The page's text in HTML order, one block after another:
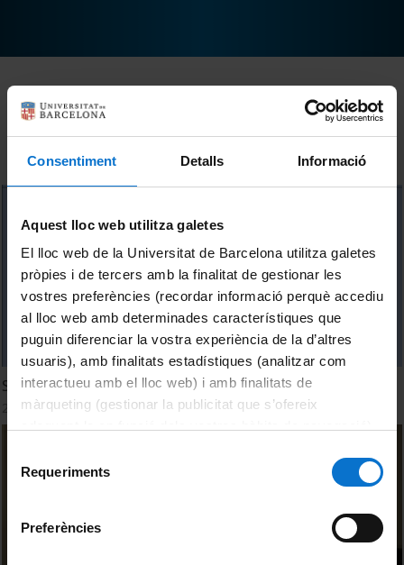
Consentiment Detalls Informació
Aquest lloc web utilitza galetes
El lloc web de la Universitat de Barcelona utilitza galetes
pròpies i de tercers amb la finalitat de gestionar les
vostres preferències (recordar informació perquè accediu
al lloc web amb determinades característiques que
puguin diferenciar la vostra experiència de la d’altres
usuaris), amb finalitats estadístiques (analitzar com
interactueu amb el lloc web) i amb finalitats de
màrqueting (gestionar la publicitat que s’ofereix
consultar laPolítica de galetes del lloc web de la
Requeriments
Preferències
Sort
Sorption systems (II)
27 October, 2022